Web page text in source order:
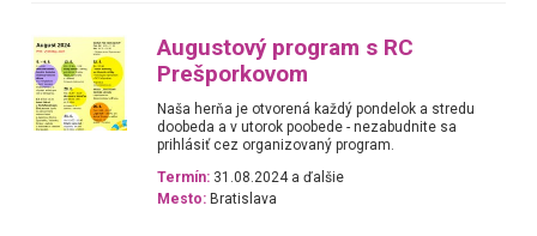
Augustový program s RC
Prešporkovom
Naša herňa je otvorená každý pondelok a stredu
doobeda a v utorok poobede - nezabudnite sa
prihlásiť cez organizovaný program.
Termín: 31.08.2024 a ďalšie
Mesto: Bratislava